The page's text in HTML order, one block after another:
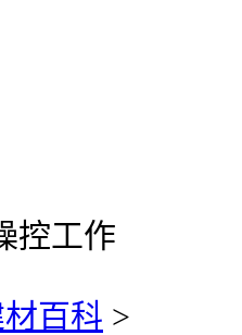
控工作
百科 >